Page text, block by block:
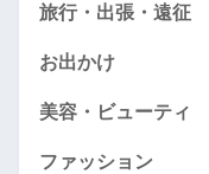
旅行・出張・遠征
お出かけ
美容・ビューティ
ファッション